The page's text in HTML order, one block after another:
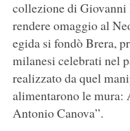
collezione di Giovanni
rendere omaggio al
egida si fondò Brera,
milanesi celebrati nel
realizzato da quel
alimentarono le mura:
Antonio Canova”.